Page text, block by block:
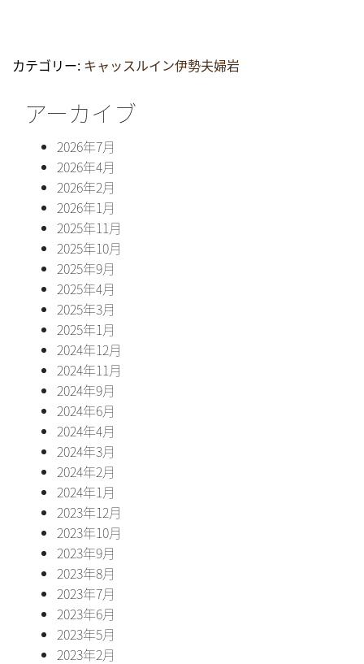
カテゴリー: キャッスルイン伊勢夫婦岩
アーカイブ
2026年7月
2026年4月
2026年2月
2026年1月
2025年11月
2025年10月
2025年9月
2025年4月
2025年3月
2025年1月
2024年12月
2024年11月
2024年9月
2024年6月
2024年4月
2024年3月
2024年2月
2024年1月
2023年12月
2023年10月
2023年9月
2023年8月
2023年7月
2023年6月
2023年5月
2023年2月